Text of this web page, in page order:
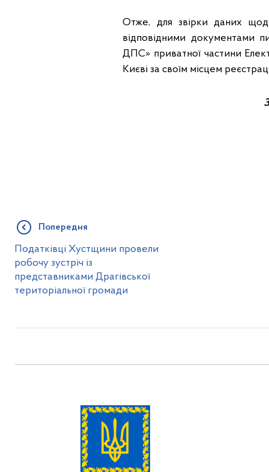
Отже, для звірки даних
відповідними документами
ДПС» приватної частини
Києві за своїм місцем
Попередня
Податківці Хустщини провели
робочу зустріч із
представниками Драгівської
територіальної громади